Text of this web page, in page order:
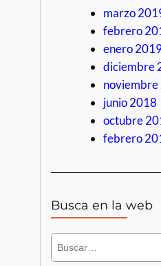
marzo
febrero
enero
diciembre
junio 2018
octubre
febrero
Busca en la web
B